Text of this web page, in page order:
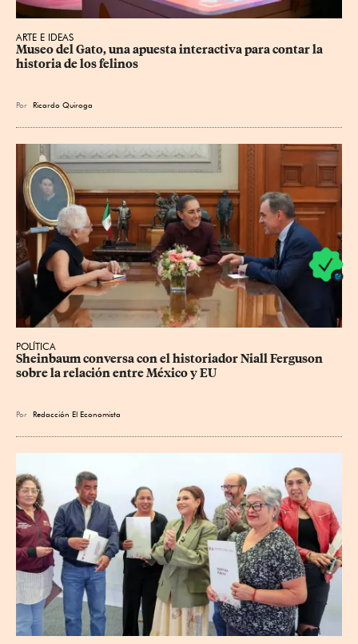
ARTE E IDEAS
Museo del Gato, una apuesta interactiva para contar la
historia de los felinos
Por Ricardo Quiroga
POLÍTICA
Sheinbaum conversa con el historiador Niall Ferguson
sobre la relación entre México y EU
Por Redacción El Economista